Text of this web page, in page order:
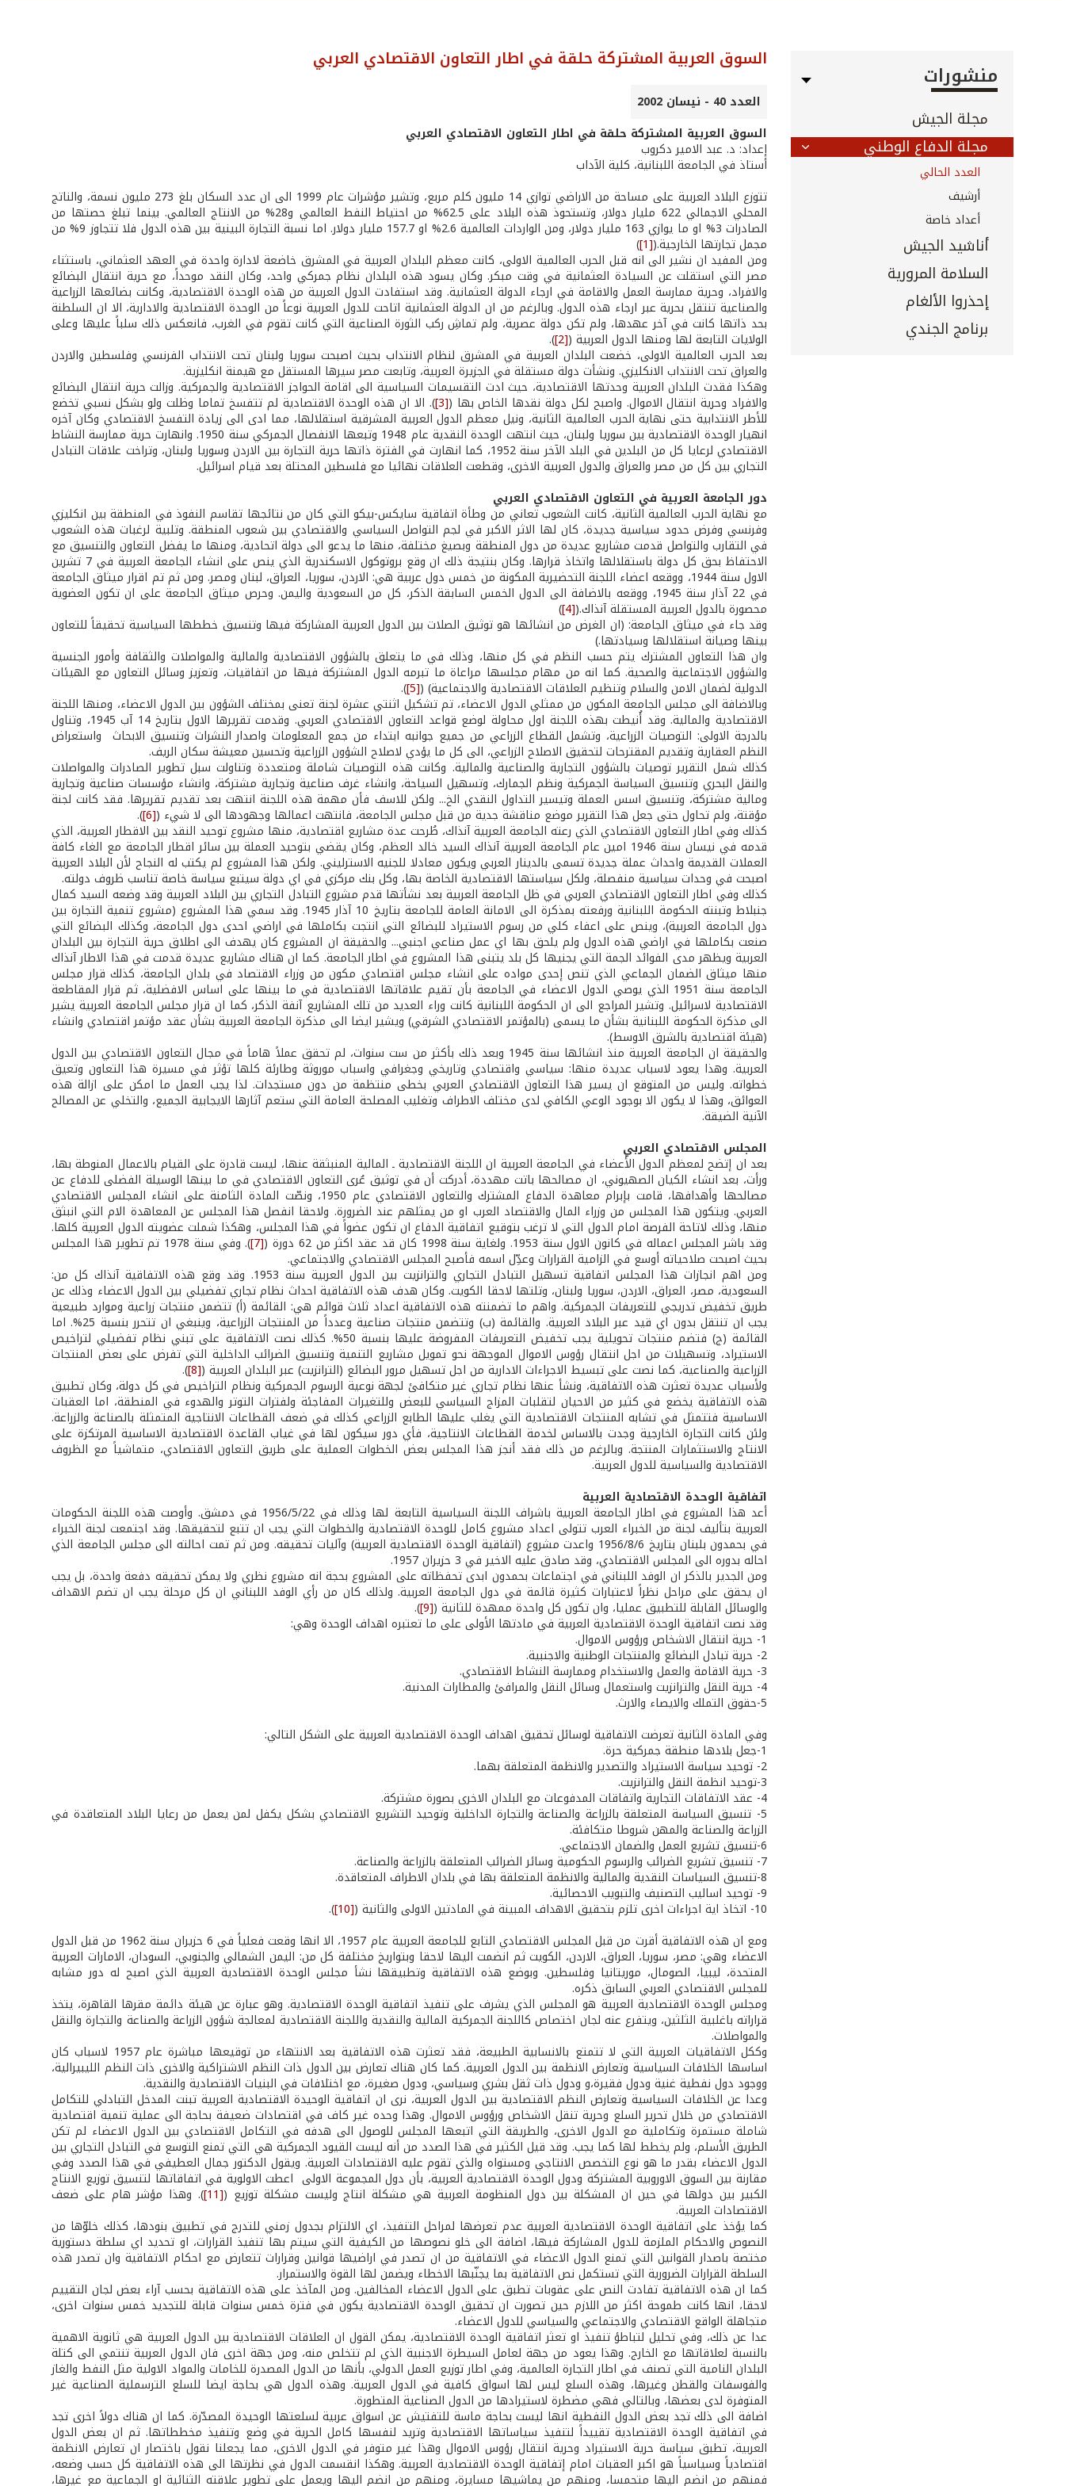
منشورات
مجلة الجيش
مجلة الدفاع الوطني
العدد الحالي
أرشيف
أعداد خاصة
أناشيد الجيش
السلامة المرورية
إحذروا الألغام
برنامج الجندي
السوق العربية المشتركة حلقة في اطار التعاون الاقتصادي العربي
العدد 40 - نيسان 2002
السوق العربية المشتركة حلقة في اطار التعاون الاقتصادي العربي
إعداد: د. عبد الامير دكروب
أستاذ في الجامعة اللبنانية، كلية الآداب
تتوزع البلاد العربية على مساحة من الاراضي توازي 14 مليون كلم مربع، وتشير مؤشرات عام 1999 الى ان عدد السكان بلغ 273 مليون نسمة، والناتج
المحلي الاجمالي 622 مليار دولار، وتستحوذ هذه البلاد على 62.5% من احتياط النفط العالمي و28% من الانتاج العالمي. بينما تبلغ حصتها من
الصادرات 3% او ما يوازي 163 مليار دولار، ومن الواردات العالمية 2.6% او 157.7 مليار دولار. اما نسبة التجارة البينية بين هذه الدول فلا تتجاوز 9% من
مجمل تجارتها الخارجية.([1]
)
ومن المفيد ان نشير الى انه قبل الحرب العالمية الاولى، كانت معظم البلدان العربية في المشرق خاضعة لادارة واحدة في العهد العثماني، باستثناء
مصر التي استقلت عن السيادة العثمانية في وقت مبكر. وكان يسود هذه البلدان نظام جمركي واحد، وكان النقد موحداً، مع حرية انتقال البضائع
والافراد، وحرية ممارسة العمل والاقامة في ارجاء الدولة العثمانية. وقد استفادت الدول العربية من هذه الوحدة الاقتصادية، وكانت بضائعها الزراعية
والصناعية تنتقل بحرية عبر ارجاء هذه الدول. وبالرغم من ان الدولة العثمانية اتاحت للدول العربية نوعاً من الوحدة الاقتصادية والادارية، الا ان السلطنة
بحد ذاتها كانت في آخر عهدها، ولم تكن دولة عصرية، ولم تماشِ ركب الثورة الصناعية التي كانت تقوم في الغرب، فانعكس ذلك سلباً عليها وعلى
الولايات التابعة لها ومنها الدول العربية ([2]
).
بعد الحرب العالمية الاولى، خضعت البلدان العربية في المشرق لنظام الانتداب بحيث اصبحت سوريا ولبنان تحت الانتداب الفرنسي وفلسطين والاردن
والعراق تحت الانتداب الانكليزي. ونشأت دولة مستقلة في الجزيرة العربية، وتابعت مصر سيرها المستقل مع هيمنة انكليزية.
وهكذا فقدت البلدان العربية وحدتها الاقتصادية، حيث ادت التقسيمات السياسية الى اقامة الحواجز الاقتصادية والجمركية. وزالت حرية انتقال البضائع
والافراد وحرية انتقال الاموال. واصبح لكل دولة نقدها الخاص بها ([3] ). الا ان هذه الوحدة الاقتصادية لم تتفسخ تماما وظلت ولو بشكل نسبي تخضع
للأطر الانتدابية حتى نهاية الحرب العالمية الثانية، ونيل معظم الدول العربية المشرقية استقلالها، مما ادى الى زيادة التفسخ الاقتصادي وكان آخره
انهيار الوحدة الاقتصادية بين سوريا ولبنان، حيث انتهت الوحدة النقدية عام 1948 وتبعها الانفصال الجمركي سنة 1950. وانهارت حرية ممارسة النشاط
الاقتصادي لرعايا كل من البلدين في البلد الآخر سنة 1952، كما انهارت في الفترة ذاتها حرية التجارة بين الاردن وسوريا ولبنان، وتراخت علاقات التبادل
التجاري بين كل من مصر والعراق والدول العربية الاخرى، وقطعت العلاقات نهائيا مع فلسطين المحتلة بعد قيام اسرائيل.
دور الجامعة العربية في التعاون الاقتصادي العربي
مع نهاية الحرب العالمية الثانية، كانت الشعوب تعاني من وطأة اتفاقية سايكس-بيكو التي كان من نتائجها تقاسم النفوذ في المنطقة بين انكليزي
وفرنسي وفرض حدود سياسية جديدة، كان لها الاثر الاكبر في لجم التواصل السياسي والاقتصادي بين شعوب المنطقة. وتلبية لرغبات هذه الشعوب
في التقارب والتواصل قدمت مشاريع عديدة من دول المنطقة وبصيغ مختلفة، منها ما يدعو الى دولة اتحادية، ومنها ما يفضل التعاون والتنسيق مع
الاحتفاظ بحق كل دولة باستقلالها واتخاذ قرارها. وكان بنتيجة ذلك ان وقع بروتوكول الاسكندرية الذي ينص على انشاء الجامعة العربية في 7 تشرين
الاول سنة 1944، ووقعه اعضاء اللجنة التحضيرية المكونة من خمس دول عربية هي: الاردن، سوريا، العراق، لبنان ومصر. ومن ثم تم اقرار ميثاق الجامعة
في 22 آذار سنة 1945، ووقعه بالاضافة الى الدول الخمس السابقة الذكر، كل من السعودية واليمن. وحرص ميثاق الجامعة على ان تكون العضوية
محصورة بالدول العربية المستقلة آنذاك.([4]
)
وقد جاء في ميثاق الجامعة: (ان الغرض من انشائها هو توثيق الصلات بين الدول العربية المشاركة فيها وتنسيق خططها السياسية تحقيقاً للتعاون
بينها وصيانة استقلالها وسيادتها.)
وان هذا التعاون المشترك يتم حسب النظم في كل منها، وذلك في ما يتعلق بالشؤون الاقتصادية والمالية والمواصلات والثقافة وأمور الجنسية
والشؤون الاجتماعية والصحية. كما انه من مهام مجلسها مراعاة ما تبرمه الدول المشتركة فيها من اتفاقيات، وتعزيز وسائل التعاون مع الهيئات
الدولية لضمان الامن والسلام وتنظيم العلاقات الاقتصادية والاجتماعية) ([5]
).
وبالاضافة الى مجلس الجامعة المكون من ممثلي الدول الاعضاء، تم تشكيل اثنتي عشرة لجنة تعنى بمختلف الشؤون بين الدول الاعضاء، ومنها اللجنة
الاقتصادية والمالية. وقد أُنيطت بهذه اللجنة اول محاولة لوضع قواعد التعاون الاقتصادي العربي. وقدمت تقريرها الاول بتاريخ 14 آب 1945، وتناول
بالدرجة الاولى: التوصيات الزراعية، وتشمل القطاع الزراعي من جميع جوانبه ابتداء من جمع المعلومات واصدار النشرات وتنسيق الابحاث واستعراض
النظم العقارية وتقديم المقترحات لتحقيق الاصلاح الزراعي، الى كل ما يؤدي لاصلاح الشؤون الزراعية وتحسين معيشة سكان الريف.
كذلك شمل التقرير توصيات بالشؤون التجارية والصناعية والمالية. وكانت هذه التوصيات شاملة ومتعددة وتناولت سبل تطوير الصادرات والمواصلات
والنقل البحري وتنسيق السياسة الجمركية ونظم الجمارك، وتسهيل السياحة، وانشاء غرف صناعية وتجارية مشتركة، وانشاء مؤسسات صناعية وتجارية
ومالية مشتركة، وتنسيق اسس العملة وتيسير التداول النقدي الخ... ولكن للاسف فأن مهمة هذه اللجنة انتهت بعد تقديم تقريرها. فقد كانت لجنة
مؤقتة، ولم تحاول حتى جعل هذا التقرير موضع مناقشة جدية من قبل مجلس الجامعة، فانتهت اعمالها وجهودها الى لا شيء ([6]
).
كذلك وفي اطار التعاون الاقتصادي الذي رعته الجامعة العربية آنذاك، طُرحت عدة مشاريع اقتصادية، منها مشروع توحيد النقد بين الاقطار العربية، الذي
قدمه في نيسان سنة 1946 امين عام الجامعة العربية آنذاك السيد خالد العظم، وكان يقضي بتوحيد العملة بين سائر اقطار الجامعة مع الغاء كافة
العملات القديمة واحداث عملة جديدة تسمى بالدينار العربي ويكون معادلا للجنيه الاسترليني. ولكن هذا المشروع لم يكتب له النجاح لأن البلاد العربية
اصبحت في وحدات سياسية منفصلة، ولكل سياستها الاقتصادية الخاصة بها، وكل بنك مركزي في اي دولة سيتبع سياسة خاصة تناسب ظروف دولته.
كذلك وفي اطار التعاون الاقتصادي العربي في ظل الجامعة العربية بعد نشأتها قدم مشروع التبادل التجاري بين البلاد العربية وقد وضعه السيد كمال
جنبلاط وتبنته الحكومة اللبنانية ورفعته بمذكرة الى الامانة العامة للجامعة بتاريخ 10 آذار 1945. وقد سمي هذا المشروع (مشروع تنمية التجارة بين
دول الجامعة العربية)، وينص على اعفاء كلي من رسوم الاستيراد للبضائع التي انتجت بكاملها في اراضي احدى دول الجامعة، وكذلك البضائع التي
صنعت بكاملها في اراضي هذه الدول ولم يلحق بها اي عمل صناعي اجنبي... والحقيقة ان المشروع كان يهدف الى اطلاق حرية التجارة بين البلدان
العربية ويظهر مدى الفوائد الجمة التي يجنيها كل بلد يتبنى هذا المشروع في اطار الجامعة. كما ان هناك مشاريع عديدة قدمت في هذا الاطار آنذاك
منها ميثاق الضمان الجماعي الذي تنص إحدى مواده على انشاء مجلس اقتصادي مكون من وزراء الاقتصاد في بلدان الجامعة، كذلك قرار مجلس
الجامعة سنة 1951 الذي يوصي الدول الاعضاء في الجامعة بأن تقيم علاقاتها الاقتصادية في ما بينها على اساس الافضلية، ثم قرار المقاطعة
الاقتصادية لاسرائيل. وتشير المراجع الى ان الحكومة اللبنانية كانت وراء العديد من تلك المشاريع آنفة الذكر، كما ان قرار مجلس الجامعة العربية يشير
الى مذكرة الحكومة اللبنانية بشأن ما يسمى (بالمؤتمر الاقتصادي الشرقي) ويشير ايضا الى مذكرة الجامعة العربية بشأن عقد مؤتمر اقتصادي وانشاء
(هيئة اقتصادية بالشرق الاوسط).
والحقيقة ان الجامعة العربية منذ انشائها سنة 1945 وبعد ذلك بأكثر من ست سنوات، لم تحقق عملاً هاماً في مجال التعاون الاقتصادي بين الدول
العربية. وهذا يعود لاسباب عديدة منها: سياسي واقتصادي وتاريخي وجغرافي واسباب موروثة وطارئة كلها تؤثر في مسيرة هذا التعاون وتعيق
خطواته. وليس من المتوقع ان يسير هذا التعاون الاقتصادي العربي بخطى منتظمة من دون مستجدات. لذا يجب العمل ما امكن على ازالة هذه
العوائق، وهذا لا يكون الا بوجود الوعي الكافي لدى مختلف الاطراف وتغليب المصلحة العامة التي ستعم آثارها الايجابية الجميع، والتخلي عن المصالح
الآنية الضيقة.
المجلس الاقتصادي العربي
بعد ان إتضح لمعظم الدول الأعضاء في الجامعة العربية ان اللجنة الاقتصادية ـ المالية المنبثقة عنها، ليست قادرة على القيام بالاعمال المنوطة بها،
ورأت، بعد انشاء الكيان الصهيوني، ان مصالحها باتت مهددة، أدركت أن في توثيق عُرى التعاون الاقتصادي في ما بينها الوسيلة الفضلى للدفاع عن
مصالحها وأهدافها، قامت بإبرام معاهدة الدفاع المشترك والتعاون الاقتصادي عام 1950، ونصّت المادة الثامنة على انشاء المجلس الاقتصادي
العربي. ويتكون هذا المجلس من وزراء المال والاقتصاد العرب او من يمثلهم عند الضرورة. ولاحقا انفصل هذا المجلس عن المعاهدة الام التي انبثق
منها، وذلك لاتاحة الفرصة امام الدول التي لا ترغب بتوقيع اتفاقية الدفاع ان تكون عضواً في هذا المجلس، وهكذا شملت عضويته الدول العربية كلها.
وقد باشر المجلس اعماله في كانون الاول سنة 1953. ولغاية سنة 1998 كان قد عقد اكثر من 62 دورة ( [7] ). وفي سنة 1978 تم تطوير هذا المجلس
بحيث اصبحت صلاحياته أوسع في الزامية القرارات وعدِّل اسمه فأصبح المجلس الاقتصادي والاجتماعي.
ومن اهم انجازات هذا المجلس اتفاقية تسهيل التبادل التجاري والترانزيت بين الدول العربية سنة 1953. وقد وقع هذه الاتفاقية آنذاك كل من:
السعودية، مصر، العراق، الاردن، سوريا ولبنان، وتلتها لاحقا الكويت. وكان هدف هذه الاتفاقية احداث نظام تجاري تفضيلي بين الدول الاعضاء وذلك عن
طريق تخفيض تدريجي للتعريفات الجمركية. واهم ما تضمنته هذه الاتفاقية اعداد ثلاث قوائم هي: القائمة (أ) تتضمن منتجات زراعية وموارد طبيعية
يجب ان تنتقل بدون اي قيد عبر البلاد العربية. والقائمة (ب) وتتضمن منتجات صناعية وعدداً من المنتجات الزراعية، وينبغي ان تتحرر بنسبة 25%. اما
القائمة (ج) فتضم منتجات تحويلية يجب تخفيض التعريفات المفروضة عليها بنسبة 50%. كذلك نصت الاتفاقية على تبني نظام تفضيلي لتراخيص
الاستيراد، وتسهيلات من اجل انتقال رؤوس الاموال الموجهة نحو تمويل مشاريع التنمية وتنسيق الضرائب الداخلية التي تفرض على بعض المنتجات
الزراعية والصناعية، كما نصت على تبسيط الاجراءات الادارية من اجل تسهيل مرور البضائع (الترانزيت) عبر البلدان العربية ([8]
).
ولأسباب عديدة تعثرت هذه الاتفاقية، ونشأ عنها نظام تجاري غير متكافئ لجهة نوعية الرسوم الجمركية ونظام التراخيص في كل دولة، وكان تطبيق
هذه الاتفاقية يخضع في كثير من الاحيان لتقلبات المزاج السياسي للبعض وللتغيرات المفاجئة ولفترات التوتر والهدوء في المنطقة، اما العقبات
الاساسية فتتمثل في تشابه المنتجات الاقتصادية التي يغلب عليها الطابع الزراعي كذلك في ضعف القطاعات الانتاجية المتمثلة بالصناعة والزراعة.
ولئن كانت التجارة الخارجية وجدت بالاساس لخدمة القطاعات الانتاجية، فأي دور سيكون لها في غياب القاعدة الاقتصادية الاساسية المرتكزة على
الانتاج والاستثمارات المنتجة. وبالرغم من ذلك فقد أنجز هذا المجلس بعض الخطوات العملية على طريق التعاون الاقتصادي، متماشياً مع الظروف
الاقتصادية والسياسية للدول العربية.
اتفاقية الوحدة الاقتصادية العربية
أعد هذا المشروع في اطار الجامعة العربية باشراف اللجنة السياسية التابعة لها وذلك في 1956/5/22 في دمشق. وأوصت هذه اللجنة الحكومات
العربية بتأليف لجنة من الخبراء العرب تتولى اعداد مشروع كامل للوحدة الاقتصادية والخطوات التي يجب ان تتبع لتحقيقها. وقد اجتمعت لجنة الخبراء
في بحمدون بلبنان بتاريخ 1956/8/6 واعدت مشروع (اتفاقية الوحدة الاقتصادية العربية) وآليات تحقيقه. ومن ثم تمت احالته الى مجلس الجامعة الذي
احاله بدوره الى المجلس الاقتصادي، وقد صادق عليه الاخير في 3 حزيران 1957.
ومن الجدير بالذكر ان الوفد اللبناني في اجتماعات بحمدون ابدى تحفظاته على المشروع بحجة انه مشروع نظري ولا يمكن تحقيقه دفعة واحدة، بل يجب
ان يحقق على مراحل نظراً لاعتبارات كثيرة قائمة في دول الجامعة العربية. ولذلك كان من رأي الوفد اللبناني ان كل مرحلة يجب ان تضم الاهداف
والوسائل القابلة للتطبيق عمليا، وان تكون كل واحدة ممهدة للثانية ([9]
).
وقد نصت اتفاقية الوحدة الاقتصادية العربية في مادتها الأولى على ما تعتبره اهداف الوحدة وهي:
1- حرية انتقال الاشخاص ورؤوس الاموال.
2- حرية تبادل البضائع والمنتجات الوطنية والاجنبية.
3- حرية الاقامة والعمل والاستخدام وممارسة النشاط الاقتصادي.
4- حرية النقل والترانزيت واستعمال وسائل النقل والمرافئ والمطارات المدنية.
5-حقوق التملك والايصاء والارث.
وفي المادة الثانية تعرضت الاتفاقية لوسائل تحقيق اهداف الوحدة الاقتصادية العربية على الشكل التالي:
1-جعل بلادها منطقة جمركية حرة.
2- توحيد سياسة الاستيراد والتصدير والانظمة المتعلقة بهما.
3-توحيد انظمة النقل والترانزيت.
4- عقد الاتفاقات التجارية واتفاقات المدفوعات مع البلدان الاخرى بصورة مشتركة.
5- تنسيق السياسة المتعلقة بالزراعة والصناعة والتجارة الداخلية وتوحيد التشريع الاقتصادي بشكل يكفل لمن يعمل من رعايا البلاد المتعاقدة في
الزراعة والصناعة والمهن شروطا متكافئة.
6-تنسيق تشريع العمل والضمان الاجتماعي.
7- تنسيق تشريع الضرائب والرسوم الحكومية وسائر الضرائب المتعلقة بالزراعة والصناعة.
8-تنسيق السياسات النقدية والمالية والانظمة المتعلقة بها في بلدان الاطراف المتعاقدة.
9- توحيد اساليب التصنيف والتبويب الاحصائية.
10- اتخاذ اية اجراءات اخرى تلزم بتحقيق الاهداف المبينة في المادتين الاولى والثانية ( [10]
).
ومع ان هذه الاتفاقية أقرت من قبل المجلس الاقتصادي التابع للجامعة العربية عام 1957، الا انها وقعت فعلياً في 6 حزيران سنة 1962 من قبل الدول
الاعضاء وهي: مصر، سوريا، العراق، الاردن، الكويت ثم انضمت اليها لاحقا وبتواريخ مختلفة كل من: اليمن الشمالي والجنوبي، السودان، الامارات العربية
المتحدة، ليبيا، الصومال، موريتانيا وفلسطين. وبوضع هذه الاتفاقية وتطبيقها نشأ مجلس الوحدة الاقتصادية العربية الذي اصبح له دور مشابه
للمجلس الاقتصادي العربي السابق ذكره.
ومجلس الوحدة الاقتصادية العربية هو المجلس الذي يشرف على تنفيذ اتفاقية الوحدة الاقتصادية. وهو عبارة عن هيئة دائمة مقرها القاهرة، يتخذ
قراراته باغلبية الثلثين، ويتفرع عنه لجان اختصاص كاللجنة الجمركية المالية والنقدية واللجنة الاقتصادية لمعالجة شؤون الزراعة والصناعة والتجارة والنقل
والمواصلات.
وككل الاتفاقيات العربية التي لا تتمتع بالانسابية الطبيعة، فقد تعثرت هذه الاتفاقية بعد الانتهاء من توقيعها مباشرة عام 1957 لاسباب كان
اساسها الخلافات السياسية وتعارض الانظمة بين الدول العربية. كما كان هناك تعارض بين الدول ذات النظم الاشتراكية والاخرى ذات النظم الليبيرالية،
ووجود دول نفطية غنية ودول فقيرة،و ودول ذات ثقل بشري وسياسي، ودول صغيرة، مع اختلافات في البنيات الاقتصادية والنقدية.
وعدا عن الخلافات السياسية وتعارض النظم الاقتصادية بين الدول العربية، نرى ان اتفاقية الوحيدة الاقتصادية العربية تبنت المدخل التبادلي للتكامل
الاقتصادي من خلال تحرير السلع وحرية تنقل الاشخاص ورؤوس الاموال. وهذا وحده غير كاف في اقتصادات ضعيفة بحاجة الى عملية تنمية اقتصادية
شاملة مستمرة وتكاملية مع الدول الاخرى، والطريقة التي اتبعها المجلس للوصول الى هدفه في التكامل الاقتصادي بين الدول الاعضاء لم تكن
الطريق الأسلم، ولم يخطط لها كما يجب. وقد قيل الكثير في هذا الصدد من أنه ليست القيود الجمركية هي التي تمنع التوسع في التبادل التجاري بين
الدول الاعضاء بقدر ما هو نوع التخصص الانتاجي ومستواه والذي تقوم عليه الاقتصادات العربية. ويقول الدكتور جمال العطيفي في هذا الصدد وفي
مقارنة بين السوق الاوروبية المشتركة ودول الوحدة الاقتصادية العربية، بأن دول المجموعة الاولى اعطت الاولوية في اتفاقاتها لتنسيق توزيع الانتاج
الكبير بين دولها في حين ان المشكلة بين دول المنظومة العربية هي مشكلة انتاج وليست مشكلة توزيع ([11] ). وهذا مؤشر هام على ضعف
الاقتصادات العربية.
كما يؤخذ على اتفاقية الوحدة الاقتصادية العربية عدم تعرضها لمراحل التنفيذ، اي الالتزام بجدول زمني للتدرج في تطبيق بنودها، كذلك خلوّها من
النصوص والاحكام الملزمة للدول المشاركة فيها، اضافة الى خلو نصوصها من الكيفية التي سيتم بها تنفيذ القرارات، او تحديد اي سلطة دستورية
مختصة باصدار القوانين التي تمنع الدول الاعضاء في الاتفاقية من ان تصدر في اراضيها قوانين وقرارات تتعارض مع احكام الاتفاقية وان تصدر هذه
السلطة القرارات الضرورية التي تستكمل نص الاتفاقية بما يجنّبها الاخطاء ويضمن لها القوة والاستمرار.
كما ان هذه الاتفاقية تفادت النص على عقوبات تطبق على الدول الاعضاء المخالفين. ومن المآخذ على هذه الاتفاقية بحسب آراء بعض لجان التقييم
لاحقا، انها كانت طموحة اكثر من اللازم حين تصورت ان تحقيق الوحدة الاقتصادية يكون في فترة خمس سنوات قابلة للتجديد خمس سنوات اخرى،
متجاهلة الواقع الاقتصادي والاجتماعي والسياسي للدول الاعضاء.
عدا عن ذلك، وفي تحليل لتباطؤ تنفيذ او تعثر اتفاقية الوحدة الاقتصادية، يمكن القول ان العلاقات الاقتصادية بين الدول العربية هي ثانوية الاهمية
بالنسبة لعلاقاتها مع الخارج. وهذا يعود من جهة لعامل السيطرة الاجنبية الذي لم تتخلص منه، ومن جهة اخرى فان الدول العربية تنتمي الى كتلة
البلدان النامية التي تصنف في اطار التجارة العالمية، وفي اطار توزيع العمل الدولي، بأنها من الدول المصدرة للخامات والمواد الاولية مثل النفط والغاز
والفوسفات والقطن وغيرها، وهذه السلع ليس لها اسواق كافية في الدول العربية. وهذه الدول هي بحاجة ايضا للسلع الترسملية الصناعية غير
المتوفرة لدى بعضها، وبالتالي فهي مضطرة لاستيرادها من الدول الصناعية المتطورة.
اضافة الى ذلك تجد بعض الدول النفطية انها ليست بحاجة ماسة للتفتيش عن اسواق عربية لسلعتها الوحيدة المصدّرة. كما ان هناك دولاً اخرى تجد
في اتفاقية الوحدة الاقتصادية تقييداً لتنفيذ سياساتها الاقتصادية وتريد لنفسها كامل الحرية في وضع وتنفيذ مخططاتها. ثم ان بعض الدول
العربية، تطبق سياسة حرية الاستيراد وحرية انتقال رؤوس الاموال وهذا غير متوفر في الدول الاخرى، مما يجعلنا نقول باختصار ان تعارض الانظمة
اقتصادياً وسياسياً هو اكبر العقبات امام إتفاقية الوحدة الاقتصادية العربية. وهكذا انقسمت الدول في نظرتها الى هذه الاتفاقية كل حسب وضعه،
فمنهم من انضم اليها متحمسا، ومنهم من يماشيها مسايرة، ومنهم من انضم اليها ويعمل على تطوير علاقته الثنائية او الجماعية مع غيرها،